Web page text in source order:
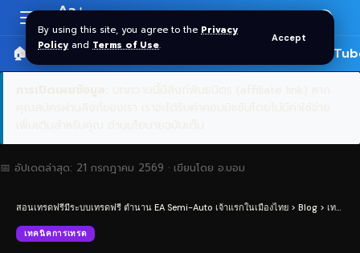
By using this site, you agree to the Privacy
Policy and Terms of Use.
Accept
Resizer
Aa
🏠 หน้าแรก ราคาทอง SPDR 🎬
📅 อัปเดตล่าสุด: 21 กรกฎาคม 2569 · เขียนโดย อ.บอม
สอนเทรดฟรีมีระบบเทรดฟรี ตำนาน EA Semi-Auto เจ้าแรกในเมืองไทย > Blog > เทคนิคการเทรด
เทคนิคการเทรด